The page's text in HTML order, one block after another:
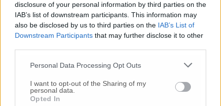
disclosure of your personal information by third parties on the
IAB’s list of downstream participants. This information may
also be disclosed by us to third parties on the IAB’s List of
Downstream Participants that may further disclose it to other
Personal Data Processing Opt Outs
I want to opt-out of the Sharing of my
personal data.
Opted In